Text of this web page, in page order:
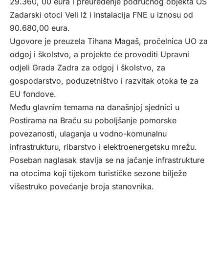
Zadarski otoci Veli Iž i instalacija FNE u iznosu od
90.680,00 eura.
Ugovore je preuzela Tihana Magaš, pročelnica UO za
odgoj i školstvo, a projekte će provoditi Upravni
odjeli Grada Zadra za odgoj i školstvo, za
gospodarstvo, poduzetništvo i razvitak otoka te za
EU fondove.
Među glavnim temama na današnjoj sjednici u
Postirama na Braču su poboljšanje pomorske
povezanosti, ulaganja u vodno-komunalnu
infrastrukturu, ribarstvo i elektroenergetsku mrežu.
Poseban naglasak stavlja se na jačanje infrastrukture
na otocima koji tijekom turističke sezone bilježe
višestruko povećanje broja stanovnika.